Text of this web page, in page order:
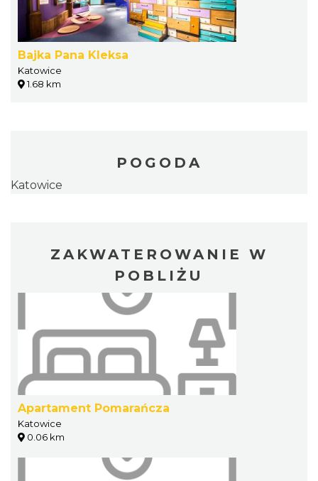
Bajka Pana Kleksa
Katowice
1.68 km
POGODA
Katowice
ZAKWATEROWANIE W
POBLIŻU
Apartament Pomarańcza
Katowice
0.06 km